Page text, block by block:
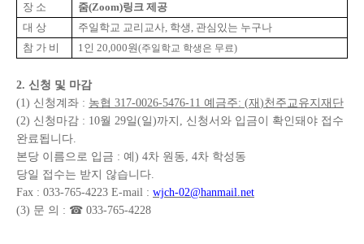
장 소 줌(Zoom)링크 제공
대 상
주일학교 교리교사, 학생 , 관심있는 누구나
참 가 비
1인 20,000원(주일학교 학생은 무료)
2. 신청 및 마감
(1) 신청계좌 : 농협 317-0026-5476-11 예금주: (재 )천주교유지재단
(2) 신청마감 : 10월 29일(일)까지 , 신청서와 입금이 확인돼야 접수
완료됩니다.
본당 이름으로 입금 : 예 ) 4차 원동, 4차 학성동
당일 접수는 받지 않습니다.
Fax : 033-765-4223 E-mail : wjch-02@hanmail.net
(3) 문 의 : ☎ 033-765-4228